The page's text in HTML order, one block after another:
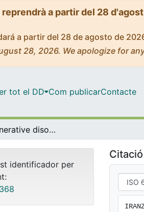
a partir del 28
a partir del 28 de agosto de
28, 2026. We apologize for
tot el DD Com publicarContacte
Neurodegenerative disorder risk in idiopathic REM sleep behavior disorder: study in 174 Patients.
identificador per
Citació